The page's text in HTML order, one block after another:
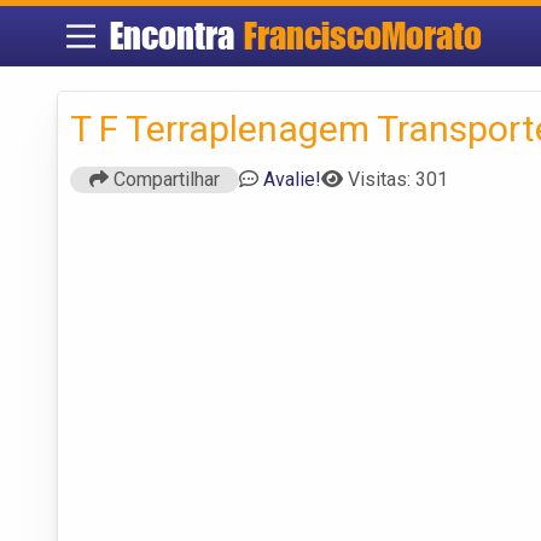
Encontra FranciscoMorato
T F Terraplenagem
Compartilhar Avalie! Visitas: 301